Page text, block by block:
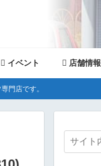
イベント 店舗情報
門店です。